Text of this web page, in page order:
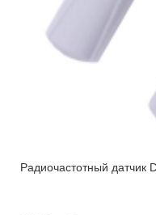
Радиочастотный датчик